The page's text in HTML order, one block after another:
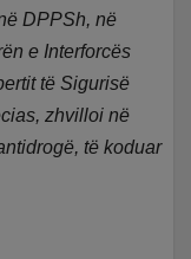
DPPSh, në
e Interforcës
të Sigurisë
zhvilloi në
të koduar